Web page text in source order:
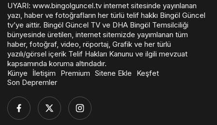
UYARI: www.bingolguncel.tv internet sitesinde yayınlanan
yazı, haber ve fotoğrafların her türlü telif hakkı Bingöl Güncel
tv’ye aittir. Bingöl Güncel TV ve DHA Bingöl Temsilciliği
bünyesinde üretilen, internet sitemizde yayımlanan tüm
haber, fotoğraf, video, röportaj, Grafik ve her türlü
yazılı/görsel içerik Telif Hakları Kanunu ve ilgili mevzuat
kapsamında koruma altındadır.
Künye
İletişim Premium Sitene Ekle
Keşfet
Son Depremler